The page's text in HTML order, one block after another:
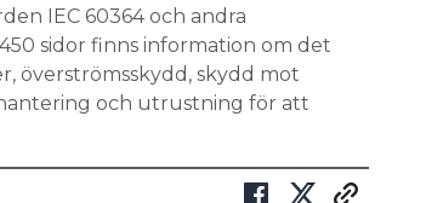
IEC 60364 och andra
sidor finns information om det
överströmsskydd, skydd mot
och utrustning för att